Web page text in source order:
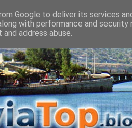
Google to deliver its services
with performance and
address abuse.